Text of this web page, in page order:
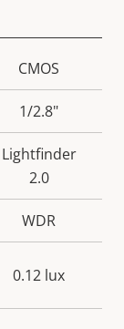
CMOS
1/2.8"
Lightfinder
2.0
WDR
0.12 lux